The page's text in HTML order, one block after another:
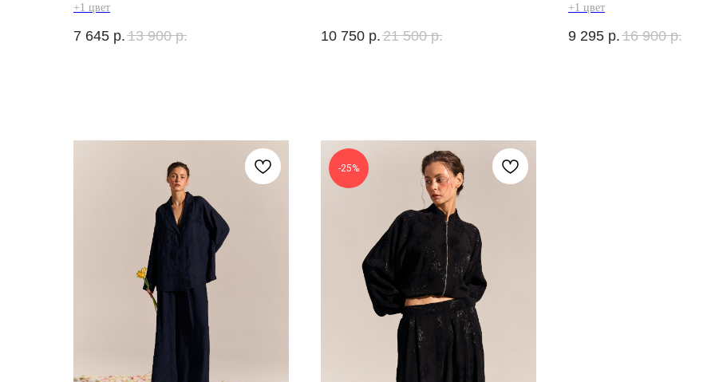
+1 цвет
7 645 р. 13 900 р. 10 750 р. 21 500 р.
+1 цвет
9 295 р. 16 900 р.
-25%